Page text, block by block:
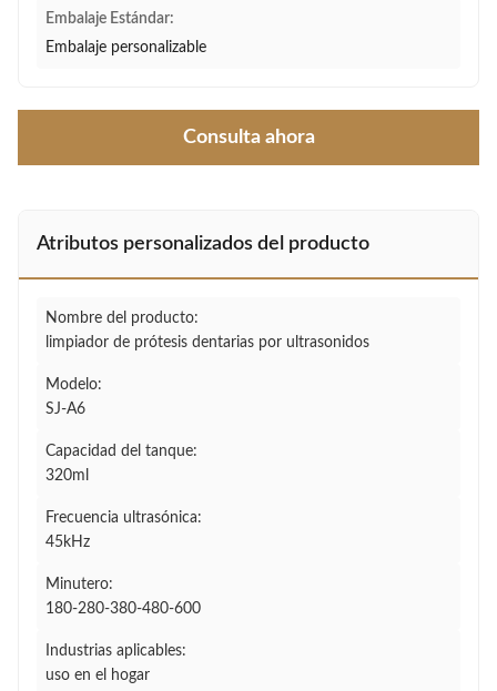
Embalaje Estándar:
Embalaje personalizable
Consulta ahora
Atributos personalizados del producto
Nombre del producto:
limpiador de prótesis dentarias por ultrasonidos
Modelo:
SJ-A6
Capacidad del tanque:
320ml
Frecuencia ultrasónica:
45kHz
Minutero:
180-280-380-480-600
Industrias aplicables:
uso en el hogar